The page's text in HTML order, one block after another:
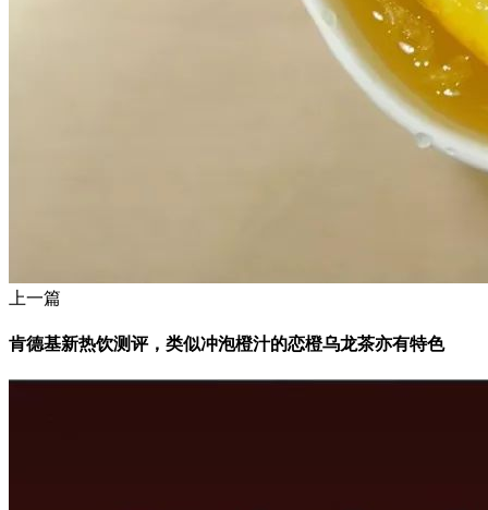
上一篇
肯德基新热饮测评，类似冲泡橙汁的恋橙乌龙茶亦有特色